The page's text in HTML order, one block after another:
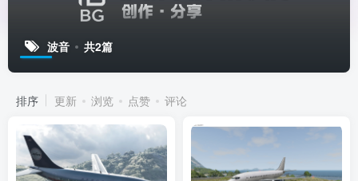
波音 共2篇
排序 更新 浏览 点赞 评论